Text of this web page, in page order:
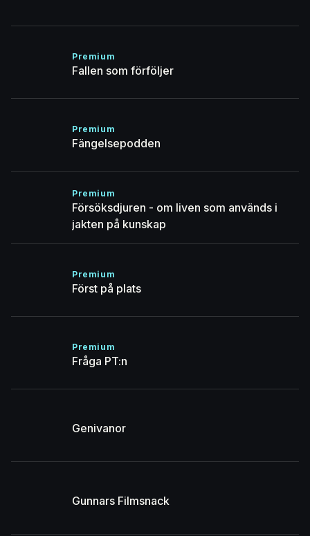
Premium
Fallen som förföljer
Premium
Fängelsepodden
Premium
Försöksdjuren - om liven som används i
jakten på kunskap
Premium
Först på plats
Premium
Fråga PT:n
Genivanor
Gunnars Filmsnack